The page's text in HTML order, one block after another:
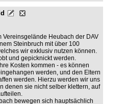
Heubach der DAV
Steinbruch mit über 100
wir exklusiv nutzen können.
und gepicknickt werden.
Kosten kommen - es können
werden, und den Eltern
werden. Hierzu werden wir uns
denen sie nicht selber klettern, auf
bewegen sich hauptsächlich